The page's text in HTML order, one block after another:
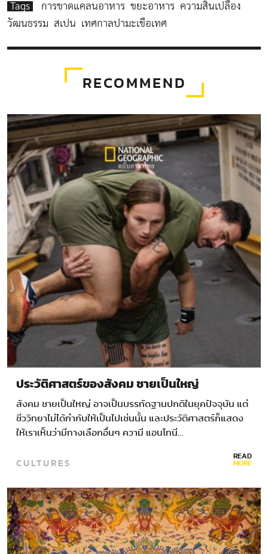
Tags การขาดแคลนอาหาร ขยะอาหาร ความสิ้นเปลือง
วัฒนธรรม สเปน เทศกาลปามะเขือเทศ
RECOMMEND
ประวัติศาสตร์ของสังคม ชายเป็นใหญ่
สังคม ชายเป็นใหญ่ อาจเป็นบรรทัดฐานปกติในยุคปัจจุบัน แต่
ชีววิทยาไม่ได้กำกับให้เป็นไปเช่นนั้น และประวัติศาสตร์ก็แสดง
ให้เราเห็นว่ามีทางเลือกอื่นๆ ความี แอนโทนี…
CULTURES READ
MORE